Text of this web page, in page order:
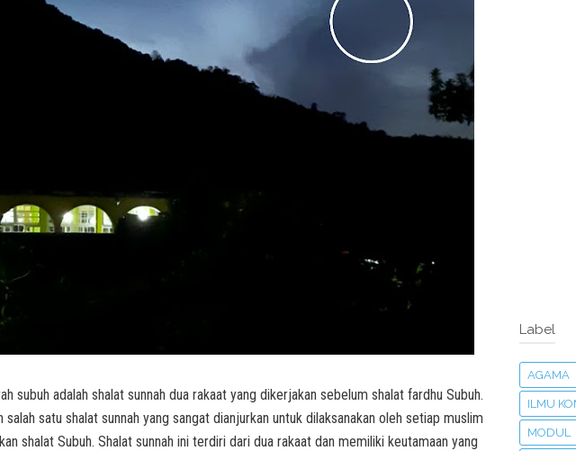
subuh adalah shalat sunnah dua rakaat yang dikerjakan sebelum shalat fardhu Subuh.
salah satu shalat sunnah yang sangat dianjurkan untuk dilaksanakan oleh setiap muslim
shalat Subuh. Shalat sunnah ini terdiri dari dua rakaat dan memiliki keutamaan yang
Label
AGAMA
ILMU
MODUL